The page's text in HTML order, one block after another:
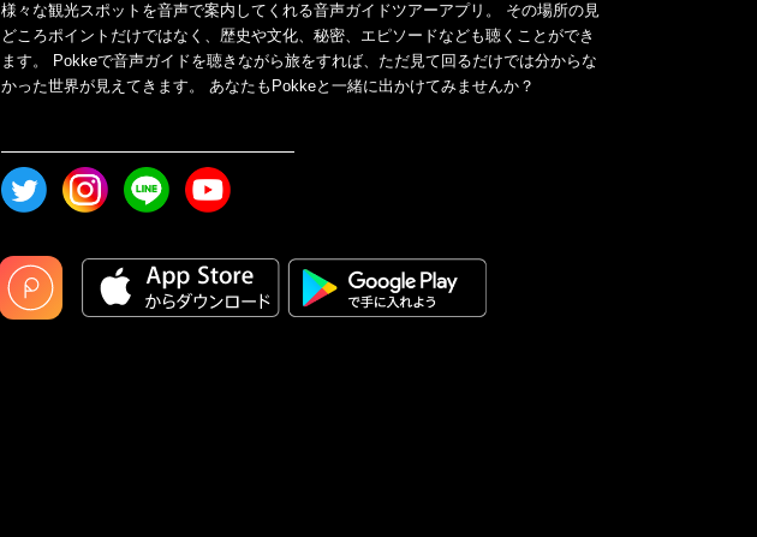
様々な観光スポットを音声で案内してくれる音声ガイドツアーアプリ。 その場所の見
どころポイントだけではなく、歴史や文化、秘密、エピソードなども聴くことができ
ます。 Pokkeで音声ガイドを聴きながら旅をすれば、ただ見て回るだけでは分からな
かった世界が見えてきます。 あなたもPokkeと一緒に出かけてみませんか？